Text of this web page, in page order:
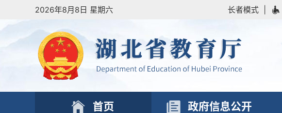
2026年8月8日 星期六 长者模式
首页 政府信息公开